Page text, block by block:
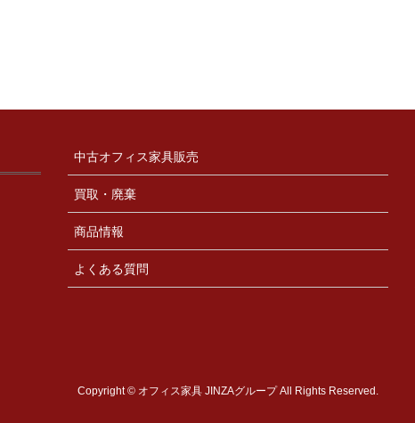
中古オフィス家具販売
買取・廃棄
商品情報
よくある質問
Copyright © オフィス家具 JINZAグループ All Rights Reserved.